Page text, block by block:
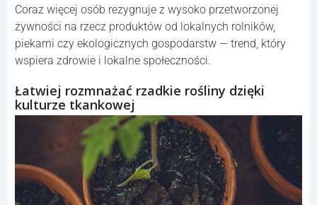
Coraz więcej osób rezygnuje z wysoko przetworzonej
żywności na rzecz produktów od lokalnych rolników,
piekarni czy ekologicznych gospodarstw — trend, który
wspiera zdrowie i lokalne społeczności.
Łatwiej rozmnażać rzadkie rośliny dzięki
kulturze tkankowej